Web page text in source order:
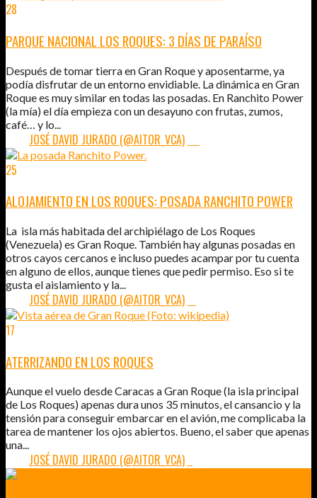
28
PARQUE NACIONAL LOS ROQUES: 3 DÍAS DE PARAÍSO
Después de tomar tierra en Gran Roque y aposentarme, ya
podía disfrutar de un entorno envidiable. La dinámica en Gran
Roque es muy similar en todas las posadas. En Ranchito Power
(la mía) el día empieza con un desayuno con frutas, zumos,
café… y lo...
JOSÉ DAVID JURADO (@AITOR_VCA)
25
ALOJAMIENTO EN LOS ROQUES: POSADA RANCHITO POWER
La isla más habitada del archipiélago de Los Roques
(Venezuela) es Gran Roque. También hay algunas posadas en
otros cayos cercanos e incluso puedes acampar por tu cuenta
en alguno de ellos, aunque tienes que pedir permiso. Eso si te
gusta el aislamiento y la...
JOSÉ DAVID JURADO (@AITOR_VCA)
17
ATERRIZANDO EN LOS ROQUES
Aunque el vuelo desde Caracas a Gran Roque (la isla principal
de Los Roques) apenas dura unos 35 minutos, el cansancio y la
tensión para conseguir embarcar en el avión, me complicaba la
tarea de mantener los ojos abiertos. Bueno, el saber que apenas
una...
JOSÉ DAVID JURADO (@AITOR_VCA)